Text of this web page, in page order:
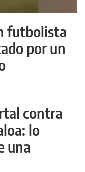
futbolista
por un
contra
lo
una